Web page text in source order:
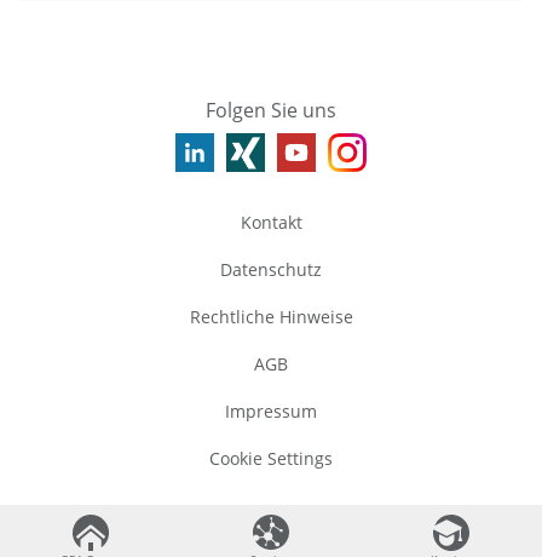
GBA Group
Folgen Sie uns
Kontakt
Datenschutz
Rechtliche Hinweise
AGB
Impressum
Cookie Settings